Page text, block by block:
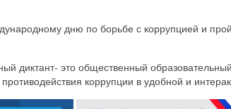
дню по борьбе с коррупцией и
диктант- это общественный
коррупции в удобной и